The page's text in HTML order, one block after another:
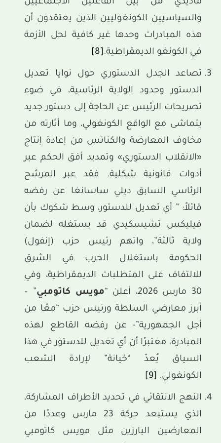
ماديدي من بين الفاعلين الاجتماعيين
والسياسيين الكونغوليين الذين يعتقدون أن
هذه المبادرات وحدها غير كافية لحل الأزمة
في الكونغو الديمقراطية. [8]
تصاعد الجدل الدستوري حول نوايا تعديل
الدستور وحدود الولاية الرئاسية، في ضوء
تصريحات الرئيس عن الحاجة إلى دستور جديد
يتماشى مع الواقع الكونغولي، وما أثارته من
مخاوف المعارضة والكنائس من إعادة إنتاج
«الانقلاب الدستوري» وتمديد أفق الحكم عبر
أدوات قانونية شكلية. فقد عبر المرشح
الرئاسي السابق ديلي ساسانغا عن رفضه
قائلاً: ” أي تعديل للدستور، وسط شكوك بأن
فيليكس تشيسكيدي قد يستغله لضمان
ولاية ثالثة”، واتهم رئيس حزب (إنفول)
الحكومة باستغلال الحرب في الشرق
للالتفاف على المتطلبات الديمقراطية، وفي
30 مارس 2026، أعلن “
مويس كاتومبي” –
أبرز معارضي السلطة ورئيس حزب “معًا من
أجل الجمهورية”- عن رفضه القاطع لهذه
المبادرة، معتبرًا أن أي تعديل للدستور في هذا
السياق يُعدّ “خيانة” لإرادة الشعب
الكونغولي. [9]
النهج الانتقائي في تحديد الأطراف المشاركة،
الذي يستبعد حركة 23 مارس وعددًا من
المعارضين البارزين مثل مويس كاتومبي